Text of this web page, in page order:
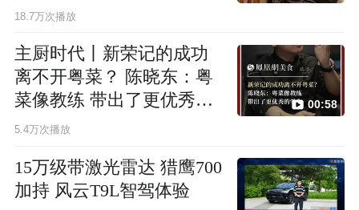
18.7万次播放
主厨时代丨新荣记的成功
离不开粤菜？ 陈晓东：粤
菜像教练 带出了更优秀的
学生
5.4万次播放
00:58
15万级带激光雷达 猎鹰700
加持 风云T9L智驾体验